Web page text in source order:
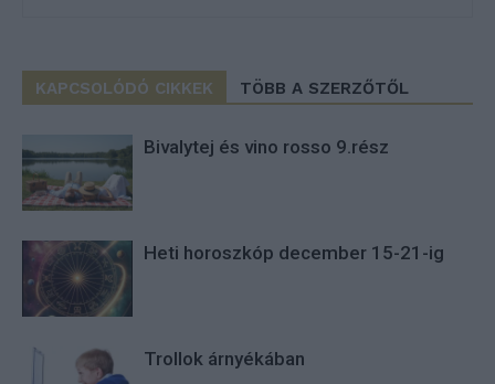
KAPCSOLÓDÓ CIKKEK TÖBB A SZERZŐTŐL
Bivalytej és vino rosso 9.rész
Heti horoszkóp december 15-21-ig
Trollok árnyékában